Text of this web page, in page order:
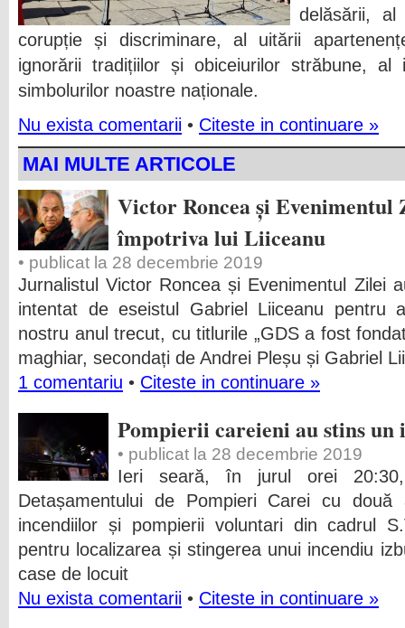
delăsării,
corupție și discriminare, al uitării
ignorării tradițiilor și obiceiurilor străbune, al
simbolurilor noastre naționale.
Nu exista comentarii • Citeste in continuare »
MAI MULTE ARTICOLE
Victor Roncea și Evenimentul
împotriva lui Liiceanu
• publicat la 28 decembrie 2019
Jurnalistul Victor Roncea și Evenimentul Zilei
intentat de eseistul Gabriel Liiceanu pentru
nostru anul trecut, cu titlurile „GDS a fost
maghiar, secondați de Andrei Pleșu și Gabriel
1 comentariu • Citeste in continuare »
Pompierii careieni au stins un
• publicat la 28 decembrie 2019
Ieri seară, în jurul orei
Detașamentului de Pompieri Carei cu
incendiilor și pompierii voluntari din cadrul
pentru localizarea și stingerea unui incendiu
case de locuit
Nu exista comentarii • Citeste in continuare »